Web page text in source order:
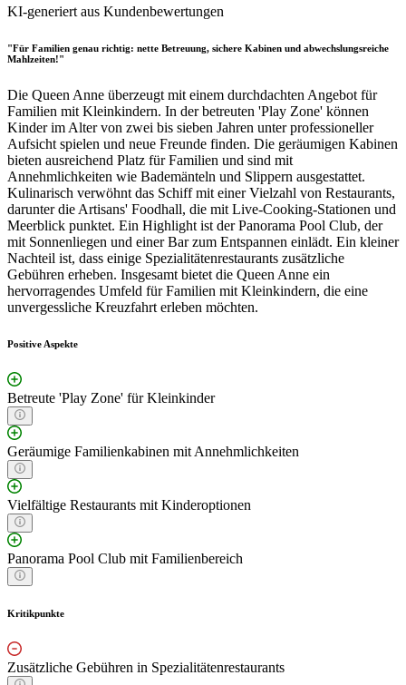
KI-generiert aus Kundenbewertungen
"Für Familien genau richtig: nette Betreuung, sichere Kabinen und abwechslungsreiche
Mahlzeiten!"
Die Queen Anne überzeugt mit einem durchdachten Angebot für
Familien mit Kleinkindern. In der betreuten 'Play Zone' können
Kinder im Alter von zwei bis sieben Jahren unter professioneller
Aufsicht spielen und neue Freunde finden. Die geräumigen Kabinen
bieten ausreichend Platz für Familien und sind mit
Annehmlichkeiten wie Bademänteln und Slippern ausgestattet.
Kulinarisch verwöhnt das Schiff mit einer Vielzahl von Restaurants,
darunter die Artisans' Foodhall, die mit Live-Cooking-Stationen und
Meerblick punktet. Ein Highlight ist der Panorama Pool Club, der
mit Sonnenliegen und einer Bar zum Entspannen einlädt. Ein kleiner
Nachteil ist, dass einige Spezialitätenrestaurants zusätzliche
Gebühren erheben. Insgesamt bietet die Queen Anne ein
hervorragendes Umfeld für Familien mit Kleinkindern, die eine
unvergessliche Kreuzfahrt erleben möchten.
Positive Aspekte
Betreute 'Play Zone' für Kleinkinder
Geräumige Familienkabinen mit Annehmlichkeiten
Vielfältige Restaurants mit Kinderoptionen
Panorama Pool Club mit Familienbereich
Kritikpunkte
Zusätzliche Gebühren in Spezialitätenrestaurants